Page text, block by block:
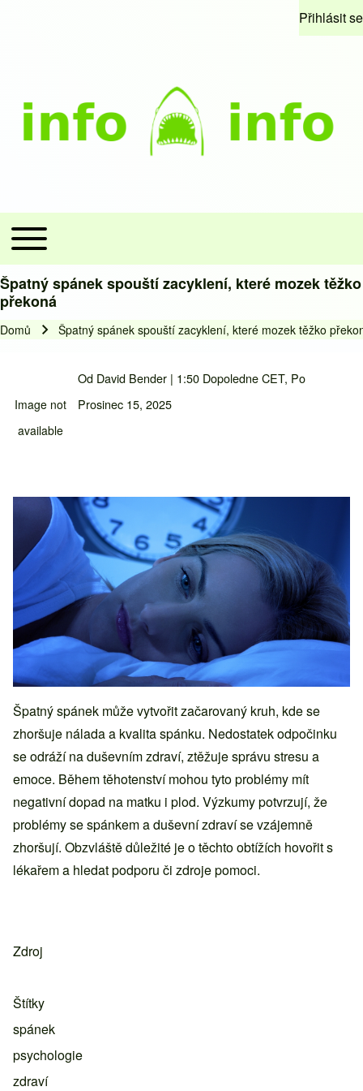
Menu
Přihlásit se
Hlavní navigace
Toggle main menu
Špatný spánek spouští zacyklení, které mozek těžko
překoná
Domů Špatný spánek spouští zacyklení, které mozek těžko
Obsah hlavní stránky
Image not
available
Od David Bender| 1:50 Dopoledne CET, Po
Prosinec 15, 2025
Špatný spánek může vytvořit začarovaný kruh, kde se
zhoršuje nálada a kvalita spánku. Nedostatek odpočinku
se odráží na duševním zdraví, ztěžuje správu stresu a
emoce. Během těhotenství mohou tyto problémy mít
negativní dopad na matku i plod. Výzkumy potvrzují, že
problémy se spánkem a duševní zdraví se vzájemně
zhoršují. Obzvláště důležité je o těchto obtížích hovořit s
lékařem a hledat podporu či zdroje pomoci.
Zdroj
Štítky
spánek
psychologie
zdraví